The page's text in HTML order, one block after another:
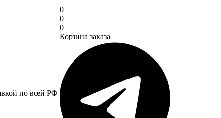
по всей РФ
0
0
0
Корзина заказа